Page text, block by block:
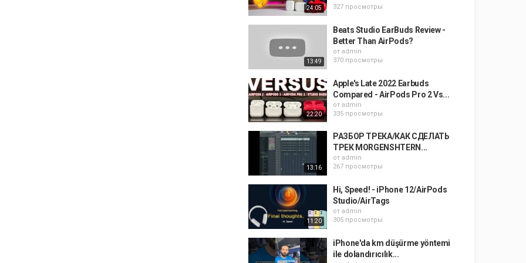
24:05
327 просмотры
13:49
Beats Studio EarBuds Review -
Better Than AirPods?
от admin
370 просмотры
22:20
Apple's Late 2022 Earbuds
Compared - AirPods Pro 2 Vs...
от admin
335 просмотры
13:16
РАЗБОР ТРЕКА/КАК СДЕЛАТЬ
ТРЕК MORGENSHTERN...
от admin
267 просмотры
11:20
Hi, Speed! - iPhone 12/AirPods
Studio/AirTags
от admin
305 просмотры
iPhone'da km düşürme yöntemi
ile dolandırıcılık...